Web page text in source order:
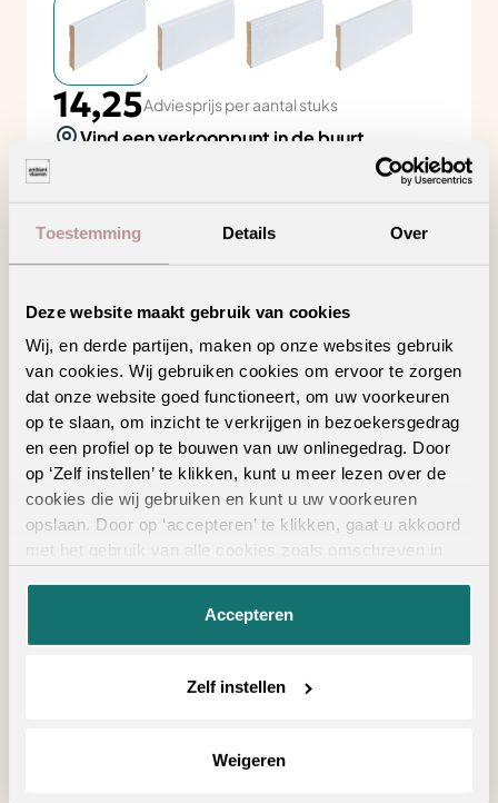
Toestemming Details Over
Deze website maakt gebruik van cookies
Wij, en derde partijen, maken op onze websites gebruik
van cookies. Wij gebruiken cookies om ervoor te zorgen
dat onze website goed functioneert, om uw voorkeuren
op te slaan, om inzicht te verkrijgen in bezoekersgedrag
en een profiel op te bouwen van uw onlinegedrag. Door
op ‘Zelf instellen’ te klikken, kunt u meer lezen over de
cookies die wij gebruiken en kunt u uw voorkeuren
opslaan. Door op ‘accepteren’ te klikken, gaat u akkoord
met het gebruik van alle cookies zoals omschreven in
Accepteren
Zelf instellen
Weigeren
14,25Adviesprijs per aantal stuks
Vind een verkooppunt in de buurt
Zeker weten dat je de juiste keuze maakt? Plan
. Liever zelf kijken? Vind
Zoeken
Bekijk in je eigen ruimte
ALTIJD IN DE BUURT
Vind een verkooppunt
in de buurt